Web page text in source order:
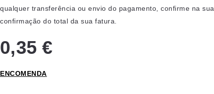
qualquer transferência ou envio do pagamento, confirme na
confirmação do total da sua fatura.
0,35 €
ENCOMENDA